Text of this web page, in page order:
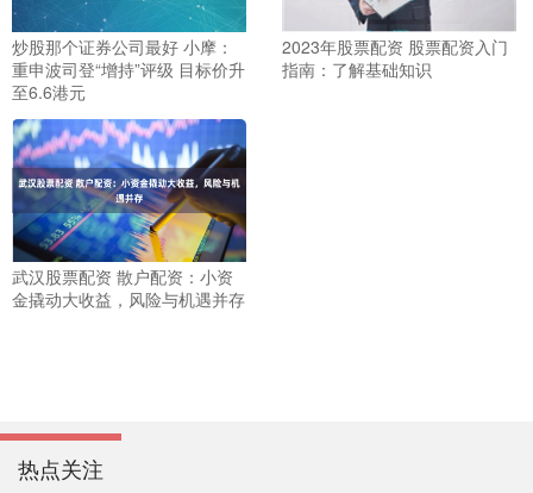
炒股那个证券公司最好 小摩：
重申波司登“增持”评级 目标价升
至6.6港元
2023年股票配资 股票配资入门
指南：了解基础知识
武汉股票配资 散户配资：小资
金撬动大收益，风险与机遇并存
热点关注